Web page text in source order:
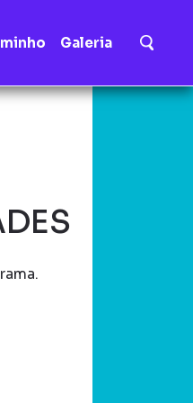
Galeria